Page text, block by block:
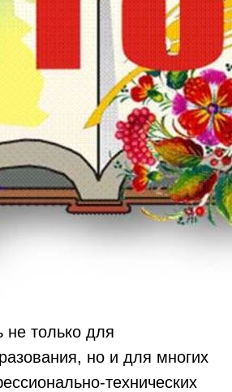
не только для
но и для многих
технических